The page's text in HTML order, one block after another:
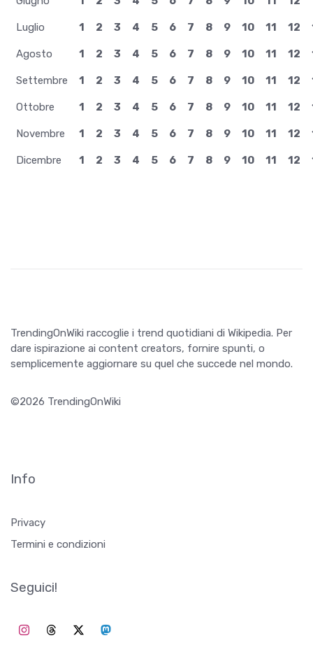
Luglio 1 2 3 4 5 6 7 8 9 10 11 12
Agosto 1 2 3 4 5 6 7 8 9 10 11 12
Settembre 1 2 3 4 5 6 7 8 9 10 11 12
Ottobre 1 2 3 4 5 6 7 8 9 10 11 12
Novembre 1 2 3 4 5 6 7 8 9 10 11 12
Dicembre 1 2 3 4 5 6 7 8 9 10 11 12
TrendingOnWiki raccoglie i trend quotidiani di Wikipedia. Per
dare ispirazione ai content creators, fornire spunti, o
semplicemente aggiornare su quel che succede nel mondo.
©2026 TrendingOnWiki
Info
Privacy
Termini e condizioni
Seguici!